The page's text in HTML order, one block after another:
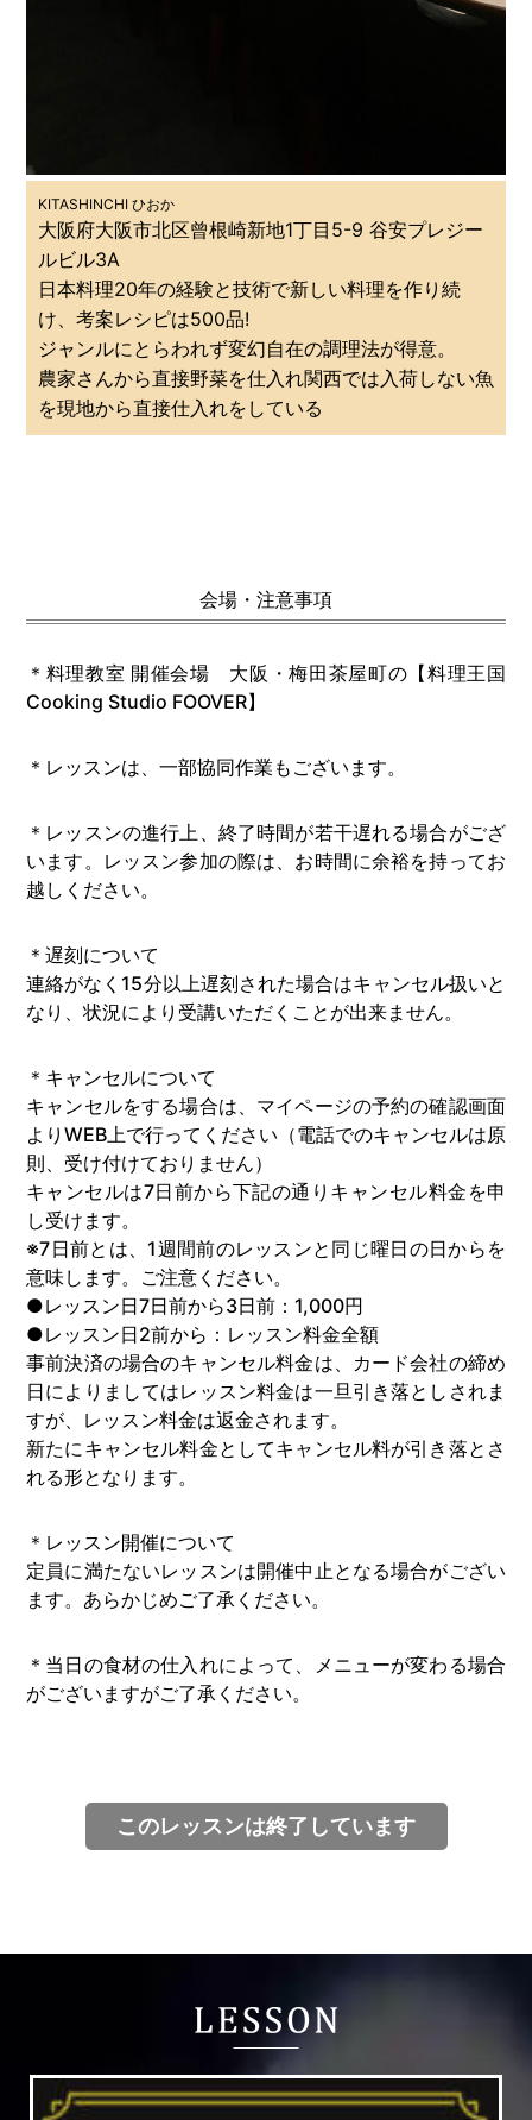
KITASHINCHI ひおか
大阪府大阪市北区曾根崎新地1丁目5-9 谷安プレジー
ルビル3A
日本料理20年の経験と技術で新しい料理を作り続
け、考案レシピは500品!
ジャンルにとらわれず変幻自在の調理法が得意。
農家さんから直接野菜を仕入れ関西では入荷しない魚
を現地から直接仕入れをしている
会場・注意事項
＊料理教室 開催会場 大阪・梅田茶屋町の【料理王国
Cooking Studio FOOVER】
＊レッスンは、一部協同作業もございます。
＊レッスンの進行上、終了時間が若干遅れる場合がござ
います。レッスン参加の際は、お時間に余裕を持ってお
越しください。
＊遅刻について
連絡がなく15分以上遅刻された場合はキャンセル扱いと
なり、状況により受講いただくことが出来ません。
＊キャンセルについて
キャンセルをする場合は、マイページの予約の確認画面
よりWEB上で行ってください（電話でのキャンセルは原
則、受け付けておりません）
キャンセルは7日前から下記の通りキャンセル料金を申
し受けます。
※7日前とは、1週間前のレッスンと同じ曜日の日からを
意味します。ご注意ください。
●レッスン日7日前から3日前：1,000円
●レッスン日2前から：レッスン料金全額
事前決済の場合のキャンセル料金は、カード会社の締め
日によりましてはレッスン料金は一旦引き落としされま
すが、レッスン料金は返金されます。
新たにキャンセル料金としてキャンセル料が引き落とさ
れる形となります。
＊レッスン開催について
定員に満たないレッスンは開催中止となる場合がござい
ます。あらかじめご了承ください。
＊当日の食材の仕入れによって、メニューが変わる場合
がございますがご了承ください。
このレッスンは終了しています